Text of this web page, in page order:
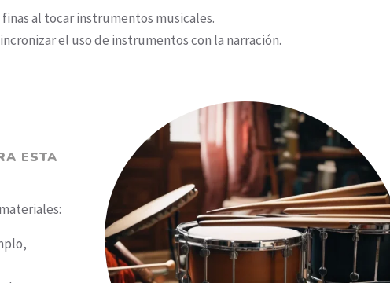
al tocar instrumentos musicales.
el uso de instrumentos con la narración.
ESTA